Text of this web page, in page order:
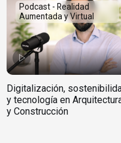
Podcast - Realidad
Aumentada y Virtual
Digitalización,
y tecnología en
y Construcción